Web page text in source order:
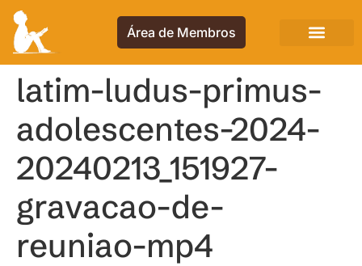
Área de Membros
latim-ludus-primus-
adolescentes-2024-
20240213_151927-
gravacao-de-
reuniao-mp4